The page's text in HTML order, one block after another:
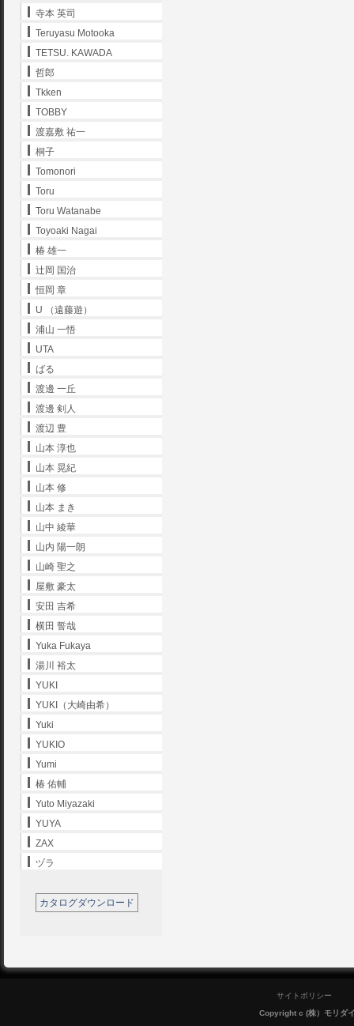
寺本 英司
Teruyasu Motooka
TETSU. KAWADA
哲郎
Tkken
TOBBY
渡嘉敷 祐一
桐子
Tomonori
Toru
Toru Watanabe
Toyoaki Nagai
椿 雄一
辻岡 国治
恒岡 章
U （遠藤遊）
浦山 一悟
UTA
ばる
渡邊 一丘
渡邊 剣人
渡辺 豊
山本 淳也
山本 晃紀
山本 修
山本 まき
山中 綾華
山内 陽一朗
山崎 聖之
屋敷 豪太
安田 吉希
横田 誓哉
Yuka Fukaya
湯川 裕太
YUKI
YUKI（大崎由希）
Yuki
YUKIO
Yumi
椿 佑輔
Yuto Miyazaki
YUYA
ZAX
ヅラ
カタログダウンロード
サイトポリシー
Copyright c (株）モリダ